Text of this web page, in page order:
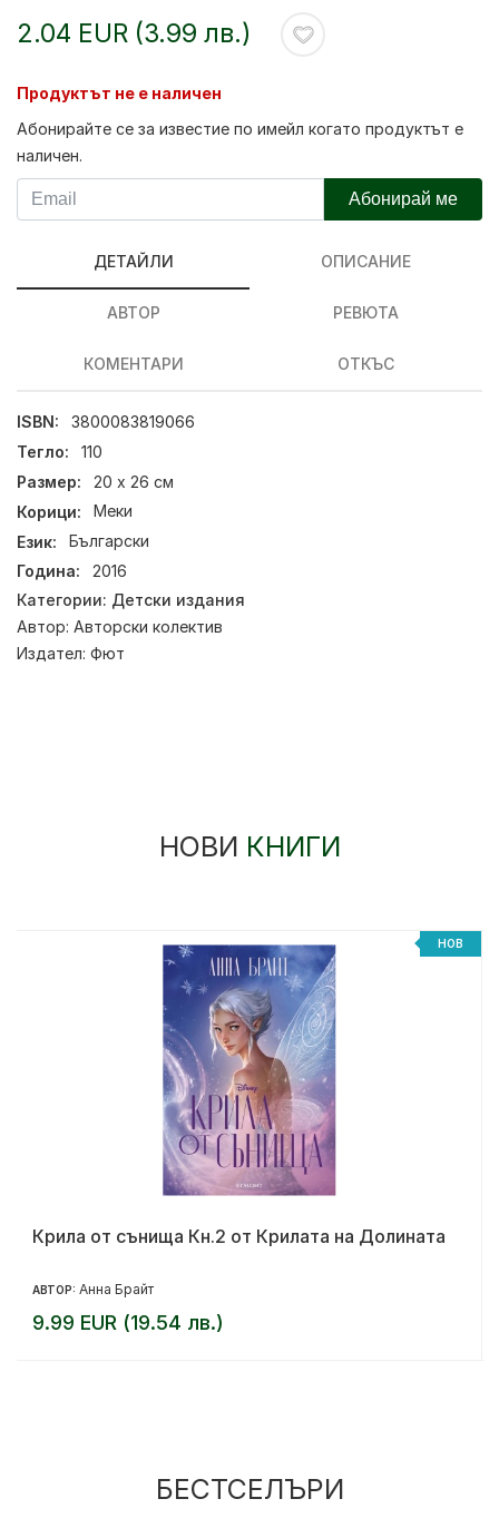
2.04 EUR (3.99 лв.)
Продуктът не е наличен
Абонирайте се за известие по имейл когато продуктът е
наличен.
Абонирай ме
ДЕТАЙЛИ ОПИСАНИЕ
АВТОР РЕВЮТА
КОМЕНТАРИ ОТКЪС
ISBN:
3800083819066
Тегло:
110
Размер:
20 х 26 см
Корици:
Меки
Език:
Български
Година:
2016
Категории: Детски издания
Автор: Авторски колектив
Издател: Фют
НОВИ КНИГИ
НОВ
Крила от сънища Кн.2 от Крилата на Долината
АВТОР: Анна Брайт
9.99 EUR (19.54 лв.)
БЕСТСЕЛЪРИ